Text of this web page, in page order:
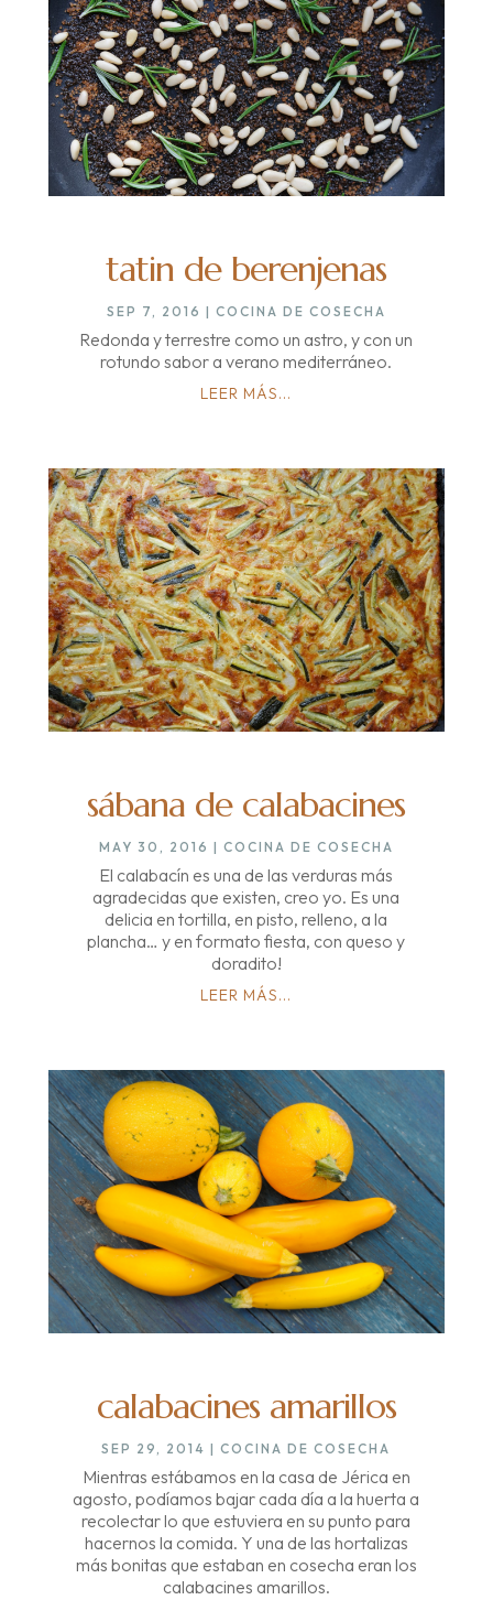
tatin de berenjenas
SEP 7, 2016 | COCINA DE COSECHA
Redonda y terrestre como un astro, y con un
rotundo sabor a verano mediterráneo.
LEER MÁS...
sábana de calabacines
MAY 30, 2016 | COCINA DE COSECHA
El calabacín es una de las verduras más
agradecidas que existen, creo yo. Es una
delicia en tortilla, en pisto, relleno, a la
plancha… y en formato fiesta, con queso y
doradito!
LEER MÁS...
calabacines amarillos
SEP 29, 2014 |COCINA DE COSECHA
Mientras estábamos en la casa de Jérica en
agosto, podíamos bajar cada día a la huerta a
recolectar lo que estuviera en su punto para
hacernos la comida. Y una de las hortalizas
más bonitas que estaban en cosecha eran los
calabacines amarillos.